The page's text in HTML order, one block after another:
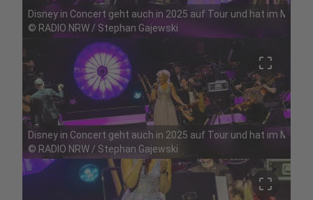
Disney in Concert geht auch in 2025 auf Tour und hat im Mai
© RADIO NRW / Stephan Gajewski
crop_free
Disney in Concert geht auch in 2025 auf Tour und hat im Mai
© RADIO NRW / Stephan Gajewski
crop_free